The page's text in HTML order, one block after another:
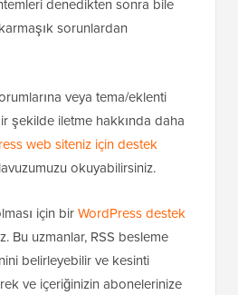
denedikten sonra bile
sorunlardan
veya tema/eklenti
şekilde iletme hakkında daha
web siteniz için destek
okuyabilirsiniz.
için birWordPress destek
Bu uzmanlar, RSS besleme
belirleyebilir ve kesinti
ve içeriğinizin abonelerinize